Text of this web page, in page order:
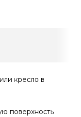
кресло в
поверхность